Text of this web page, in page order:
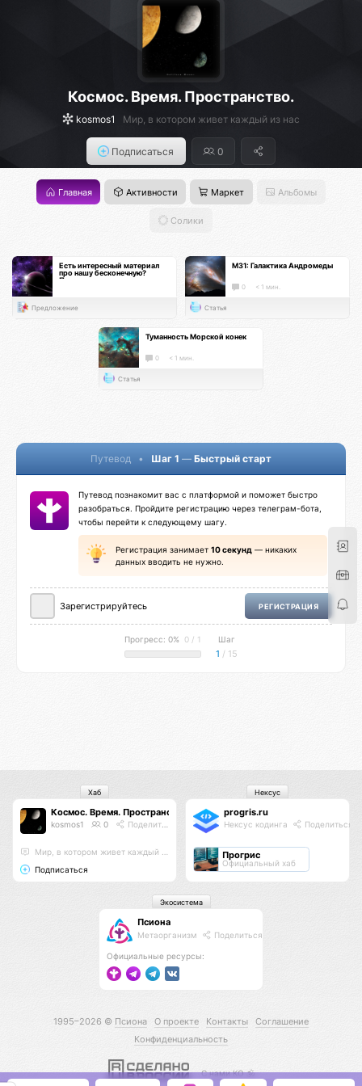
Космос. Время. Пространство.
kosmos1 Мир, в котором живет каждый из нас
Подписаться 0
Главная Активности Маркет Альбомы
Солики
Есть интересный материал
про нашу бесконечную?
Поделись с нами, а вселенная
Предложение
М31: Галактика Андромеды
0 < 1 мин.
Статья
Туманность Морской конек
0 < 1 мин.
Статья
Путевод • Шаг 1 — Быстрый старт
Путевод познакомит вас с платформой и поможет быстро
разобраться. Пройдите регистрацию через телеграм-бота,
чтобы перейти к следующему шагу.
Регистрация занимает 10 секунд — никаких
данных вводить не нужно.
Зарегистрируйтесь РЕГИСТРАЦИЯ
Прогресс: 0% 0 / 1 Шаг
1 / 15
Космос. Время. Пространство.
kosmos1 0 Поделиться
Мир, в котором живет каждый из нас
Подписаться
Хаб
progris.ru
Нексус кодинга Поделиться
Прогрис
Официальный хаб
Нексус
Псиона
Метаорганизм Поделиться
Официальные ресурсы:
Экосистема
1995–2026 © Псиона О проекте Контакты
Соглашение
Конфиденциальность
С нами КО 🕉️